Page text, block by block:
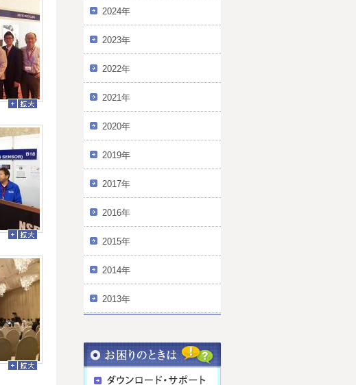
2024年
2023年
2022年
2021年
2020年
2019年
2017年
2016年
2015年
2014年
2013年